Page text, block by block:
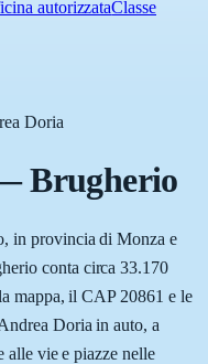
autorizzataClasse
Doria
Brugherio
in provincia di Monza e
conta circa 33.170
mappa, il CAP 20861 e le
Doria in auto, a
vie e piazze nelle